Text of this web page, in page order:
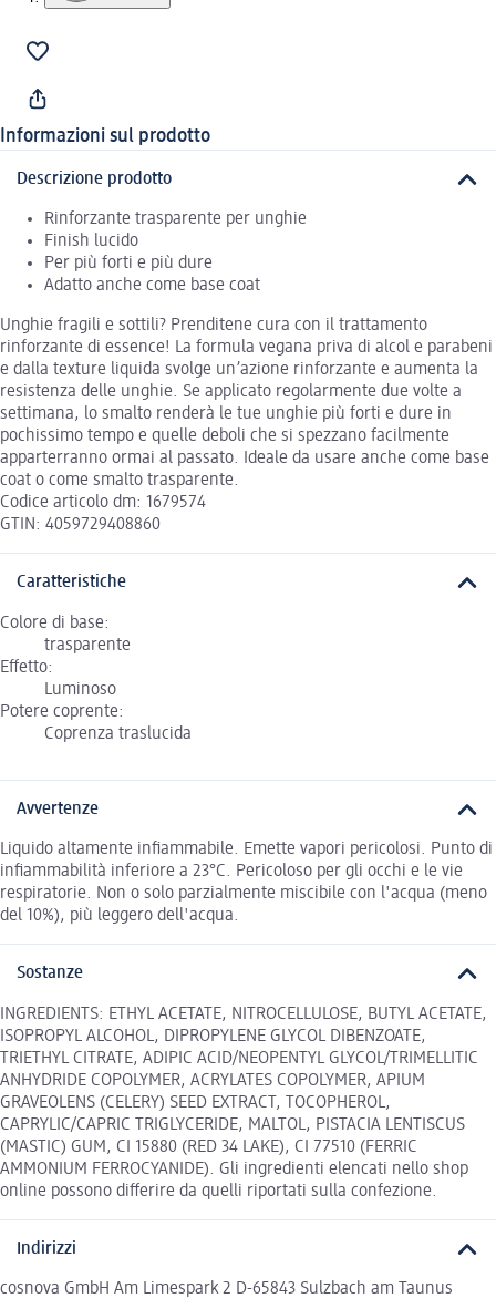
Informazioni sul prodotto
Descrizione prodotto
Rinforzante trasparente per unghie
Finish lucido
Per più forti e più dure
Adatto anche come base coat
Unghie fragili e sottili? Prenditene cura con il trattamento
rinforzante di essence! La formula vegana priva di alcol e parabeni
e dalla texture liquida svolge un’azione rinforzante e aumenta la
resistenza delle unghie. Se applicato regolarmente due volte a
settimana, lo smalto renderà le tue unghie più forti e dure in
pochissimo tempo e quelle deboli che si spezzano facilmente
apparterranno ormai al passato. Ideale da usare anche come base
coat o come smalto trasparente.
Codice articolo dm: 1679574
GTIN: 4059729408860
Caratteristiche
Colore di base:
trasparente
Effetto:
Luminoso
Potere coprente:
Coprenza traslucida
Avvertenze
Liquido altamente infiammabile. Emette vapori pericolosi. Punto di
infiammabilità inferiore a 23°C. Pericoloso per gli occhi e le vie
respiratorie. Non o solo parzialmente miscibile con l'acqua (meno
del 10%), più leggero dell'acqua.
Sostanze
INGREDIENTS: ETHYL ACETATE, NITROCELLULOSE, BUTYL ACETATE,
ISOPROPYL ALCOHOL, DIPROPYLENE GLYCOL DIBENZOATE,
TRIETHYL CITRATE, ADIPIC ACID/NEOPENTYL GLYCOL/TRIMELLITIC
ANHYDRIDE COPOLYMER, ACRYLATES COPOLYMER, APIUM
GRAVEOLENS (CELERY) SEED EXTRACT, TOCOPHEROL,
CAPRYLIC/CAPRIC TRIGLYCERIDE, MALTOL, PISTACIA LENTISCUS
(MASTIC) GUM, CI 15880 (RED 34 LAKE), CI 77510 (FERRIC
AMMONIUM FERROCYANIDE). Gli ingredienti elencati nello shop
online possono differire da quelli riportati sulla confezione.
Indirizzi
cosnova GmbH Am Limespark 2 D-65843 Sulzbach am Taunus